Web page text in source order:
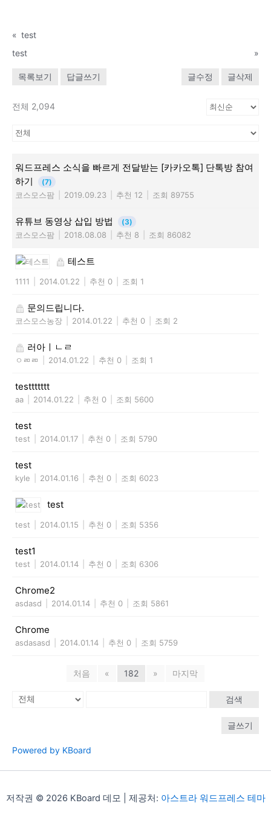
« test
test
»
목록보기 답글쓰기 글수정 글삭제
전체 2,094
워드프레스 소식을 빠르게 전달받는 [카카오톡] 단톡방 참여
하기
(7)
코스모스팜 2019.09.23 추천 12 조회 89755
유튜브 동영상 삽입 방법 (3)
코스모스팜 2018.08.08 추천 8 조회 86082
테스트
1111 2014.01.22 추천 0 조회 1
문의드립니다.
코스모스농장 2014.01.22 추천 0 조회 2
러아ㅣㄴㄹ
ㅇㄻㄻ 2014.01.22 추천 0 조회 1
testtttttt
aa 2014.01.22 추천 0 조회 5600
test
test 2014.01.17 추천 0 조회 5790
test
kyle 2014.01.16 추천 0 조회 6023
test
test 2014.01.15 추천 0 조회 5356
test1
test 2014.01.14 추천 0 조회 6306
Chrome2
asdasd 2014.01.14 추천 0 조회 5861
Chrome
asdasasd 2014.01.14 추천 0 조회 5759
처음 « 182 » 마지막
검색
글쓰기
Powered by KBoard
저작권 © 2026 KBoard 데모 | 제공처: 아스트라 워드프레스 테마